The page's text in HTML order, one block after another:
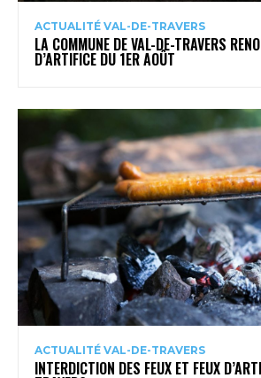
ACTUALITÉ VAL-DE-TRAVERS
LA COMMUNE DE VAL-DE-TRAVERS
D’ARTIFICE DU 1ER AOÛT
ACTUALITÉ VAL-DE-TRAVERS
INTERDICTION DES FEUX ET FEUX